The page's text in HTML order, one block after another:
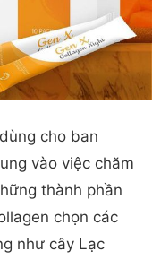
cho ban
vào việc chăm
thành phần
chọn các
như cây Lạc